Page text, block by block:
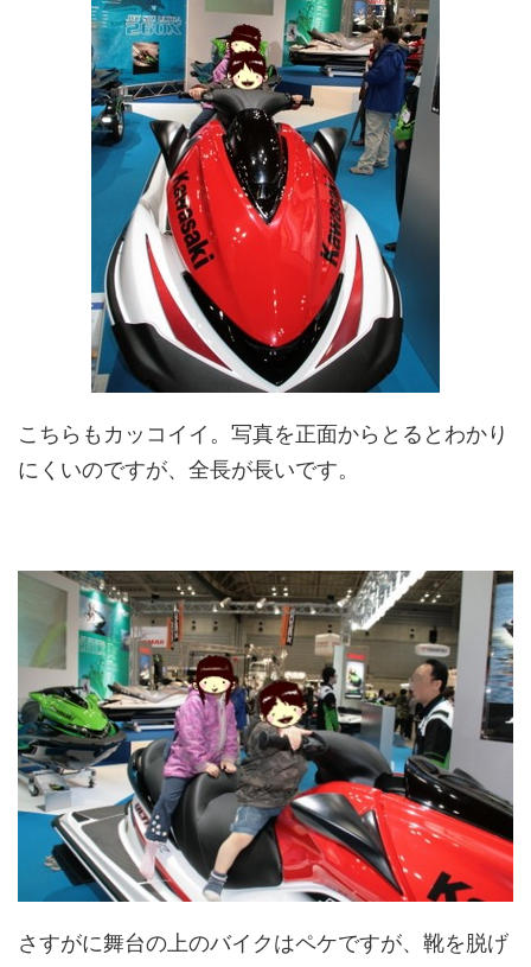
こちらもカッコイイ。写真を正面からとるとわかり
にくいのですが、全長が長いです。
さすがに舞台の上のバイクはペケですが、靴を脱げ